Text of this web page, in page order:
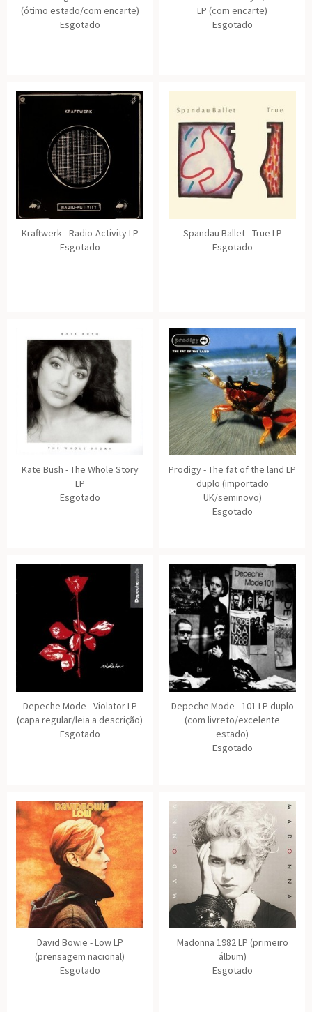
(ótimo estado/com encarte)
Esgotado
LP (com encarte)
Esgotado
Kraftwerk - Radio-Activity LP
Esgotado
Spandau Ballet - True LP
Esgotado
Kate Bush - The Whole Story
LP
Esgotado
Prodigy - The fat of the land LP
duplo (importado
UK/seminovo)
Esgotado
Depeche Mode - Violator LP
(capa regular/leia a descrição)
Esgotado
Depeche Mode - 101 LP duplo
(com livreto/excelente
estado)
Esgotado
David Bowie - Low LP
(prensagem nacional)
Esgotado
Madonna 1982 LP (primeiro
álbum)
Esgotado